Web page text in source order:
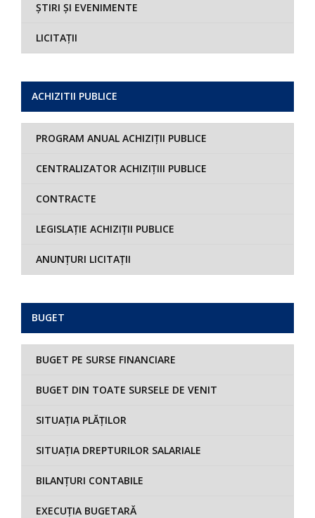
ȘTIRI ȘI EVENIMENTE
LICITAȚII
ACHIZITII PUBLICE
PROGRAM ANUAL ACHIZIȚII PUBLICE
CENTRALIZATOR ACHIZIȚIII PUBLICE
CONTRACTE
LEGISLAȚIE ACHIZIȚII PUBLICE
ANUNȚURI LICITAȚII
BUGET
BUGET PE SURSE FINANCIARE
BUGET DIN TOATE SURSELE DE VENIT
SITUAȚIA PLĂȚILOR
SITUAȚIA DREPTURILOR SALARIALE
BILANȚURI CONTABILE
EXECUȚIA BUGETARĂ